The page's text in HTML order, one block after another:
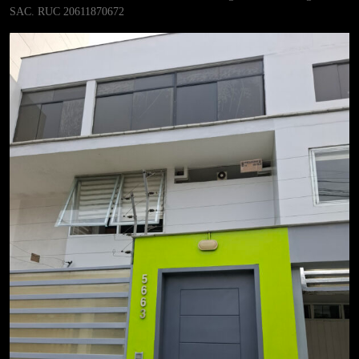
SAC. RUC 20611870672